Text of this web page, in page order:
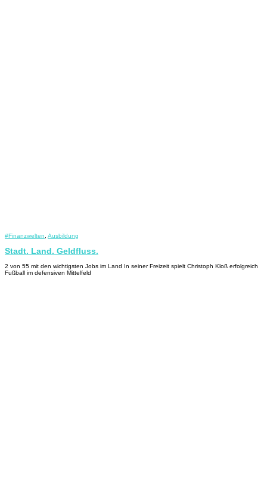
#Finanzwelten, Ausbildung
Stadt. Land. Geldfluss.
2 von 55 mit den wichtigsten Jobs im Land In seiner Freizeit spielt Christoph Kloß erfolgreich
Fußball im defensiven Mittelfeld